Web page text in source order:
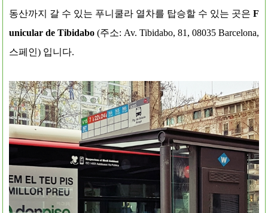
동산까지 갈 수 있는 푸니쿨라 열차를 탑승할 수 있는 곳은 F
unicular de Tibidabo (주소: Av. Tibidabo, 81, 08035 Barcelona,
스페인) 입니다.